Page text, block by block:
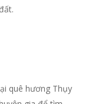
quê hương Thụy